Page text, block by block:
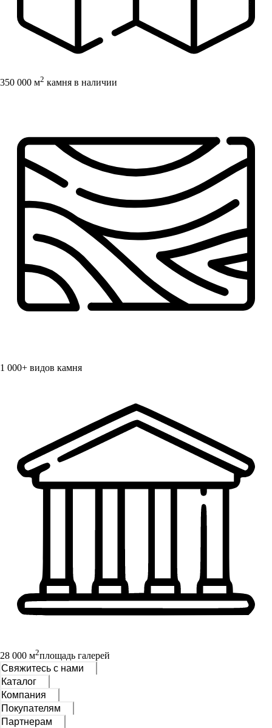
350 000 м2 камня в наличии
1 000+ видов камня
28 000 м2площадь галерей
Свяжитесь с нами
Каталог
Компания
Покупателям
Партнерам